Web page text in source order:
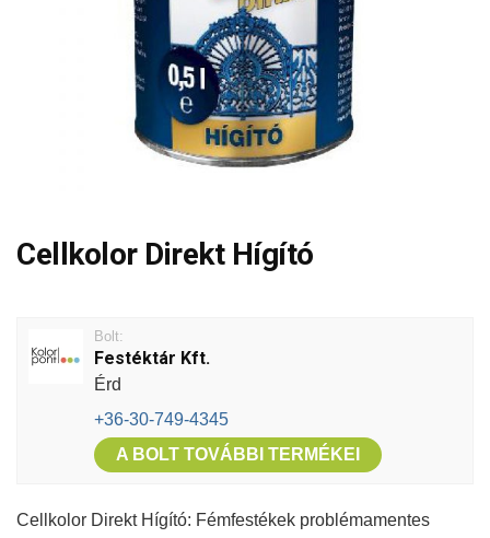
Cellkolor Direkt Hígító
Bolt:
Festéktár Kft.
Érd
+36-30-749-4345
A BOLT TOVÁBBI TERMÉKEI
Cellkolor Direkt Hígító: Fémfestékek problémamentes